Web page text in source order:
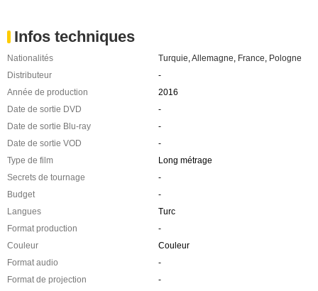
Infos techniques
Nationalités Turquie,Allemagne, France, Pologne
Distributeur
-
Année de production
2016
Date de sortie DVD
-
Date de sortie Blu-ray
-
Date de sortie VOD
-
Type de film
Long métrage
Secrets de tournage
-
Budget
-
Langues
Turc
Format production
-
Couleur
Couleur
Format audio
-
Format de projection
-